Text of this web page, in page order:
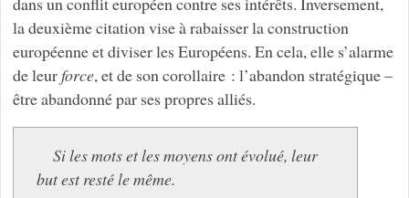
la deuxième citation vise à rabaisser la construction
européenne et diviser les Européens. En cela, elle s’alarme
de leurforce, et de son corollaire : l’abandon stratégique –
être abandonné par ses propres alliés.
Si les mots et les moyens ont évolué, leur
but est resté le même.